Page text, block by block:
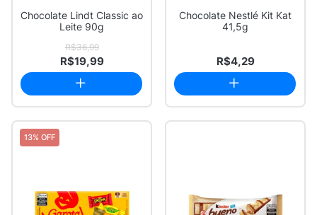
Chocolate Lindt Classic ao
Leite 90g
R$36,99
R$19,99
Chocolate Nestlé Kit Kat
41,5g
R$4,29
13% OFF